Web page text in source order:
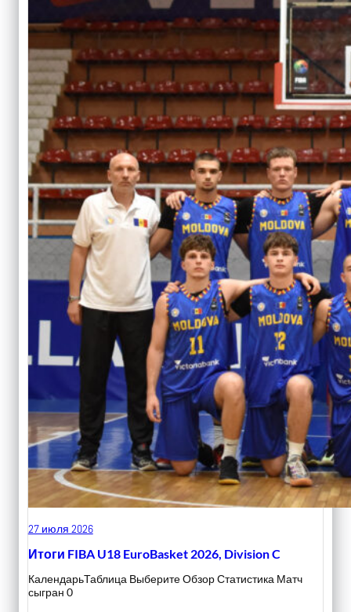
27 июля 2026
Итоги FIBA U18 EuroBasket 2026, Division C
КалендарьТаблица Выберите Обзор Статистика Матч
сыгран 0